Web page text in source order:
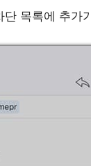
단 목록에 추가